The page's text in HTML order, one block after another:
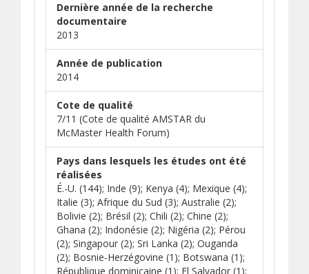
Dernière année de la recherche
documentaire
2013
Année de publication
2014
Cote de qualité
7/11 (Cote de qualité AMSTAR du
McMaster Health Forum)
Pays dans lesquels les études ont été
réalisées
É.-U. (144); Inde (9); Kenya (4); Mexique (4);
Italie (3); Afrique du Sud (3); Australie (2);
Bolivie (2); Brésil (2); Chili (2); Chine (2);
Ghana (2); Indonésie (2); Nigéria (2); Pérou
(2); Singapour (2); Sri Lanka (2); Ouganda
(2); Bosnie-Herzégovine (1); Botswana (1);
République dominicaine (1); El Salvador (1);